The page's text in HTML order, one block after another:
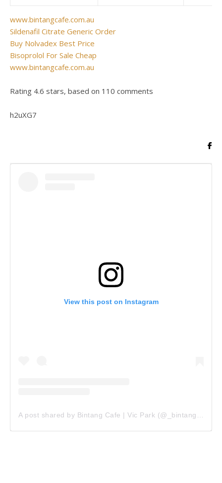
www.bintangcafe.com.au
Sildenafil Citrate Generic Order
Buy Nolvadex Best Price
Bisoprolol For Sale Cheap
www.bintangcafe.com.au
Rating 4.6 stars, based on 110 comments
h2uXG7
View this post on Instagram